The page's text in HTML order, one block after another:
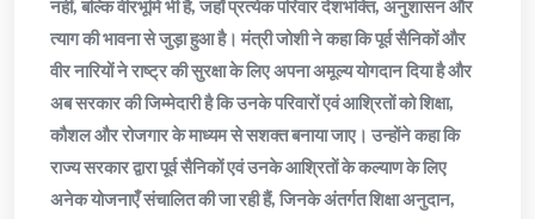
नहीं, बल्कि वीरभूमि भी है, जहाँ प्रत्येक परिवार देशभक्ति, अनुशासन और
त्याग की भावना से जुड़ा हुआ है। मंत्री जोशी ने कहा कि पूर्व सैनिकों और
वीर नारियों ने राष्ट्र की सुरक्षा के लिए अपना अमूल्य योगदान दिया है और
अब सरकार की जिम्मेदारी है कि उनके परिवारों एवं आश्रितों को शिक्षा,
कौशल और रोजगार के माध्यम से सशक्त बनाया जाए। उन्होंने कहा कि
राज्य सरकार द्वारा पूर्व सैनिकों एवं उनके आश्रितों के कल्याण के लिए
अनेक योजनाएँ संचालित की जा रही हैं, जिनके अंतर्गत शिक्षा अनुदान,